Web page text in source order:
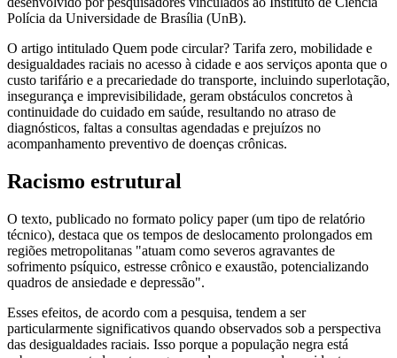
Polícia da Universidade de Brasília (UnB).
O artigo intitulado Quem pode circular? Tarifa zero, mobilidade e
desigualdades raciais no acesso à cidade e aos serviços aponta que o
custo tarifário e a precariedade do transporte, incluindo superlotação,
insegurança e imprevisibilidade, geram obstáculos concretos à
continuidade do cuidado em saúde, resultando no atraso de
diagnósticos, faltas a consultas agendadas e prejuízos no
acompanhamento preventivo de doenças crônicas.
Racismo estrutural
O texto, publicado no formato policy paper (um tipo de relatório
técnico), destaca que os tempos de deslocamento prolongados em
regiões metropolitanas "atuam como severos agravantes de
sofrimento psíquico, estresse crônico e exaustão, potencializando
quadros de ansiedade e depressão".
Esses efeitos, de acordo com a pesquisa, tendem a ser
particularmente significativos quando observados sob a perspectiva
das desigualdades raciais. Isso porque a população negra está